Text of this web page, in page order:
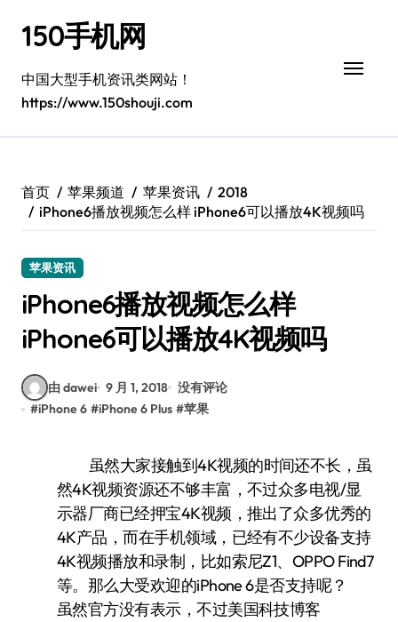
150手机网
中国大型手机资讯类网站！
https://www.150shouji.com
首页 苹果频道 苹果资讯
2018
iPhone6播放视频怎么样 iPhone6可以播放4K视频吗
苹果资讯
iPhone6播放视频怎么样
iPhone6可以播放4K视频吗
由 dawei 9 月 1, 2018 没有评论
#iPhone 6 #iPhone 6 Plus #苹果
虽然大家接触到4K视频的时间还不长，虽
然4K视频资源还不够丰富，不过众多电视/显
示器厂商已经押宝4K视频，推出了众多优秀的
4K产品，而在手机领域，已经有不少设备支持
4K视频播放和录制，比如索尼Z1、OPPO Find7
等。那么大受欢迎的iPhone 6是否支持呢？
虽然官方没有表示，不过美国科技博客